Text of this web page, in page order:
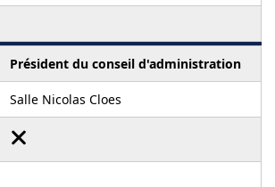
Président du conseil d'administration
Salle Nicolas Cloes